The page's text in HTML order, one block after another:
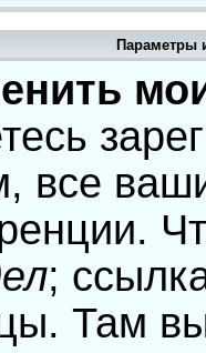
Параметры
все
;
Там